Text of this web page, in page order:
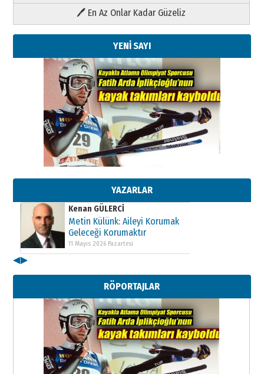
🖊 En Az Onlar Kadar Güzeliz
YENİ SAYI
YAZARLAR
Kenan GÜLERCİ
Metin Külünk: Aileyi Korumak
11 Mayıs 2026 Pazartesi
Kenan GÜLERCİ
Metin Külünk: Aileyi Korumak
Geleceği Korumaktır
11 Mayıs 2026 Pazartesi
Metin Külünk: Aileyi Korumak
Geleceği Korumaktır
11 Mayıs 2026 Pazartesi
◀▶
RÖPORTAJLAR